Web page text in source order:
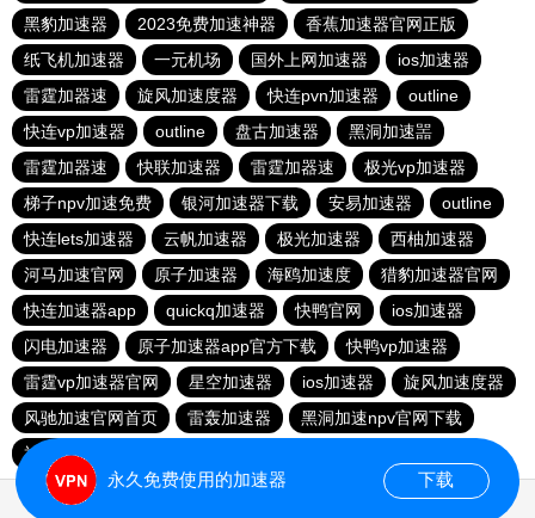
黑豹加速器
2023免费加速神器
香蕉加速器官网正版
纸飞机加速器
一元机场 国外上网加速器
ios加速器
雷霆加器速
旋风加速度器 快连pvn加速器
outline
快连vp加速器
outline 盘古加速器
黑洞加速噐
雷霆加器速
快联加速器 雷霆加器速
极光vp加速器
梯子npv加速免费
银河加速器下载 安易加速器
outline
快连lets加速器
云帆加速器 极光加速器
西柚加速器
河马加速官网
原子加速器 海鸥加速度
猎豹加速器官网
快连加速器app
quickq加速器 快鸭官网
ios加速器
闪电加速器
原子加速器app官方下载
快鸭vp加速器
雷霆vp加速器官网
星空加速器 ios加速器
旋风加速度器
风驰加速官网首页
雷轰加速器
黑洞加速npv官网下载
神灯vp加速器官网
永久免费使用的加速器 下载